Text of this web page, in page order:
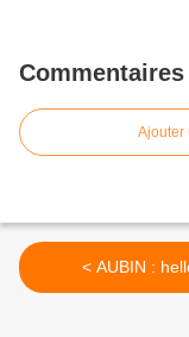
Commentaires
Ajouter
< AUBIN :